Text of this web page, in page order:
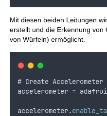
Mit diesen beiden Leitungen
erstellt und die Erkennung von
von Würfeln) ermöglicht.
# Create Accelerometer
accelerometer =
accelerometer.